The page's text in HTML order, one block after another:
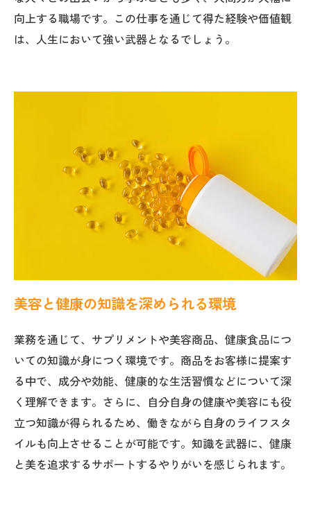
向上する職場です。この仕事を通じて得た経験や価値観
は、人生において強い武器となるでしょう。
美容と健康の知識を深められる環境
業務を通じて、サプリメントや美容商品、健康食品につ
いての知識が身につく環境です。商品をお客様に提案す
る中で、成分や効能、健康的な生活習慣などについて深
く理解できます。さらに、自分自身の健康や美容にも役
立つ知識が得られるため、働きながら自身のライフスタ
イルも向上させることが可能です。知識を武器に、健康
と美を追求するサポートするやりがいを感じられます。